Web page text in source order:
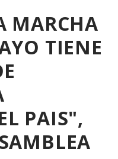
MARCHA
TIENE
PAIS",